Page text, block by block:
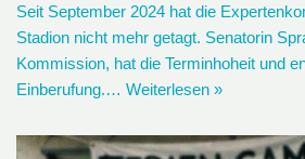
Seit September 2024 hat die
Stadion nicht mehr getagt. Senatorin
Kommission, hat die Terminhoheit und
Einberufung.… Weiterlesen »